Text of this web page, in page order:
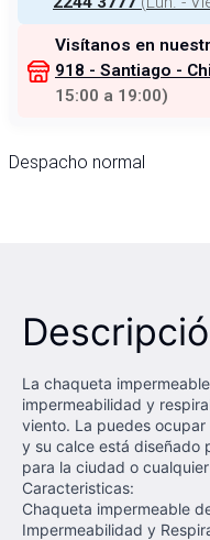
Visítanos en
918 - Santiago -
15:00 a 19:00)
Despacho normal
La chaqueta
impermeabilidad y
viento. La puedes
y su calce está diseñado
para la ciudad o
Caracteristicas:
Chaqueta impermeable
Impermeabilidad y